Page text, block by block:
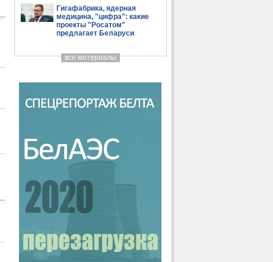
Гигафабрика, ядерная
медицина, "цифра": какие
проекты "Росатом"
предлагает Беларуси
все материалы